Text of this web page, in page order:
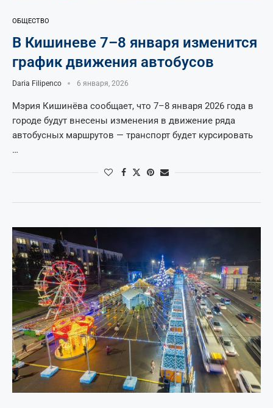
ОБЩЕСТВО
В Кишиневе 7–8 января изменится
график движения автобусов
Daria Filipenco 6 января, 2026
Мэрия Кишинёва сообщает, что 7–8 января 2026 года в
городе будут внесены изменения в движение ряда
автобусных маршрутов — транспорт будет курсировать
…